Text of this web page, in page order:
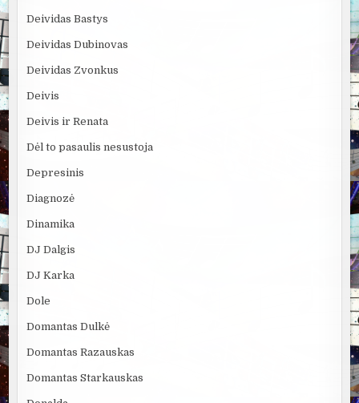
Deividas Bastys
Deividas Dubinovas
Deividas Zvonkus
Deivis
Deivis ir Renata
Dėl to pasaulis nesustoja
Depresinis
Diagnozė
Dinamika
DJ Dalgis
DJ Karka
Dole
Domantas Dulkė
Domantas Razauskas
Domantas Starkauskas